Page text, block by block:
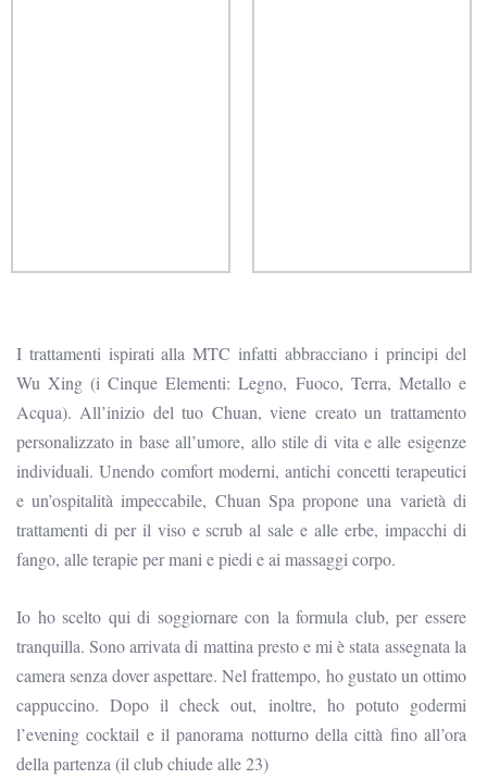
I trattamenti ispirati alla MTC infatti abbracciano i principi del
Wu Xing (i Cinque Elementi: Legno, Fuoco, Terra, Metallo e
Acqua). All’inizio del tuo Chuan, viene creato un trattamento
personalizzato in base all’umore, allo stile di vita e alle esigenze
individuali. Unendo comfort moderni, antichi concetti terapeutici
e un’ospitalità impeccabile, Chuan Spa propone una varietà di
trattamenti di per il viso e scrub al sale e alle erbe, impacchi di
fango, alle terapie per mani e piedi e ai massaggi corpo.
Io ho scelto qui di soggiornare con la formula club, per essere
tranquilla. Sono arrivata di mattina presto e mi è stata assegnata la
camera senza dover aspettare. Nel frattempo, ho gustato un ottimo
cappuccino. Dopo il check out, inoltre, ho potuto godermi
l’evening cocktail e il panorama notturno della città fino all’ora
della partenza (il club chiude alle 23)